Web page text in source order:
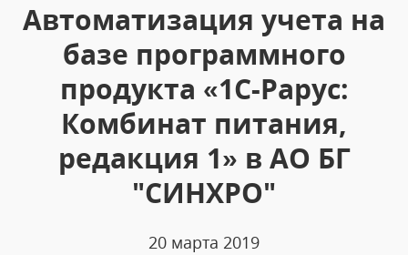
Автоматизация учета на
базе программного
продукта «1С-Рарус:
Комбинат питания,
редакция 1» в АО БГ
"СИНХРО"
20 марта 2019